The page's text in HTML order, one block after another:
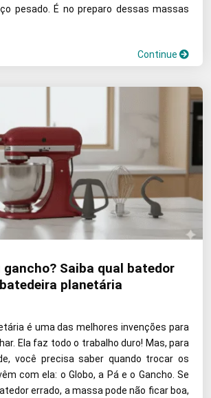
pesado. É no preparo dessas massas
Continue
gancho? Saiba qual batedor
planetária
é uma das melhores invenções para
Ela faz todo o trabalho duro! Mas, para
você precisa saber quando trocar os
com ela: o Globo, a Pá e o Gancho. Se
errado, a massa pode não ficar boa,